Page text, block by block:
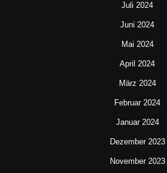
Juli 2024
Juni 2024
Mai 2024
April 2024
März 2024
Februar 2024
Januar 2024
Dezember 2023
November 2023